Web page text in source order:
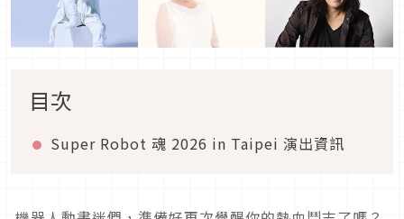
目次
Super Robot 魂 2026 in Taipei 演出資訊